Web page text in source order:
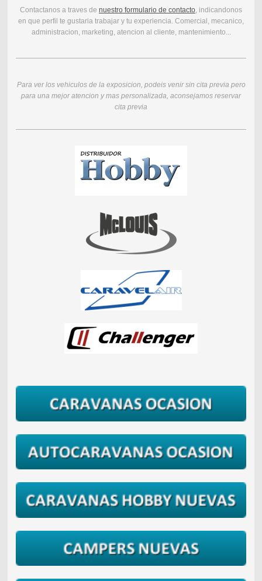
Contactanos a traves de nuestro formulario de contacto, indicandonos
en que perfil te gustaria trabajar y tu experiencia. Comercial, mecanico,
administracion, marketing, atencion al cliente, mantenimiento...
Para ver los vehiculos de la exposicion, podeis venir sin cita previa pero
para una mejor atencion y mas personalizada, aconsejamos reservar
cita previa